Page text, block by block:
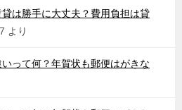
は勝手に大丈夫？費用負担は貸
より
って何？年賀状も郵便はがきな